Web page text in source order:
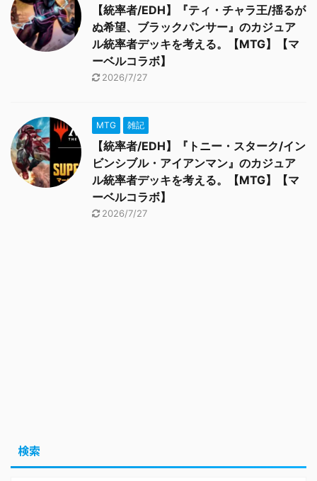
【統率者/EDH】『ティ・チャラ王/揺るが
ぬ希望、ブラックパンサー』のカジュア
ル統率者デッキを考える。【MTG】【マ
ーベルコラボ】
2026/7/27
MTG 雑記
【統率者/EDH】『トニー・スターク/イン
ビンシブル・アイアンマン』のカジュア
ル統率者デッキを考える。【MTG】【マ
ーベルコラボ】
2026/7/27
検索